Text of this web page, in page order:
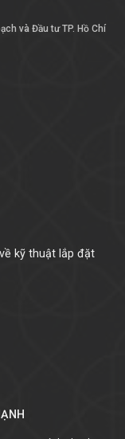
và Đầu tư TP. Hồ Chí
kỹ thuật lắp đặt